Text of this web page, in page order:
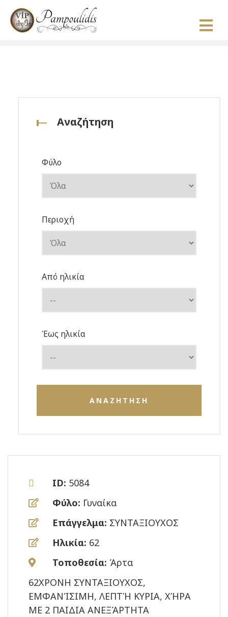
Αναζήτηση
Φύλο
Περιοχή
Από ηλικία
Έως ηλικία
ΑΝΑΖΗΤΗΣΗ
ID: 5084
Φύλο: Γυναίκα
Επάγγελμα: ΣΥΝΤΑΞΙΟΥΧΟΣ
Ηλικία: 62
Τοποθεσία: Άρτα
62ΧΡΟΝΗ ΣΥΝΤΑΞΙΟΥΧΟΣ,
ΕΜΦΑΝΊΣΙΜΗ, ΛΕΠΤΉ ΚΥΡΙΑ, ΧΉΡΑ
ΜΕ 2 ΠΑΙΔΙΑ ΑΝΕΞΆΡΤΗΤΑ